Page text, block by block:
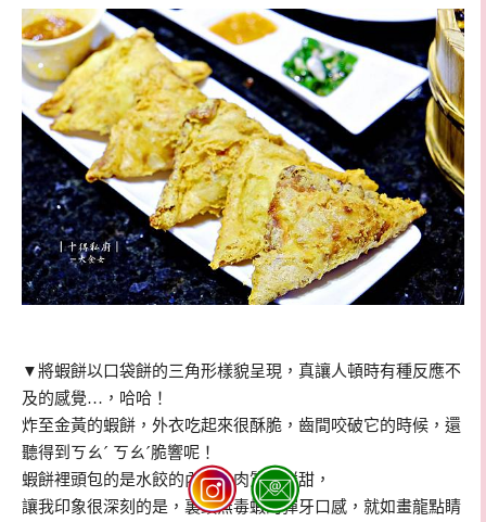
▼將蝦餅以口袋餅的三角形樣貌呈現，真讓人頓時有種反應不
及的感覺…，哈哈！
炸至金黃的蝦餅，外衣吃起來很酥脆，齒間咬破它的時候，還
聽得到ㄎㄠˊ ㄎㄠˊ脆響呢！
蝦餅裡頭包的是水餃的內餡，肉質很鮮甜，
讓我印象很深刻的是，裏頭無毒蝦的彈牙口感，就如畫龍點睛